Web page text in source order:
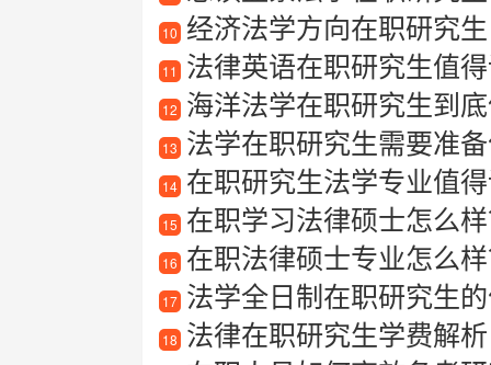
10 经济法学方向在职研究生
11 法律英语在职研究生值
12 海洋法学在职研究生到底
13 法学在职研究生需要准
14 在职研究生法学专业值得
15 在职学习法律硕士怎么
16 在职法律硕士专业怎么
17 法学全日制在职研究生
18 法律在职研究生学费解